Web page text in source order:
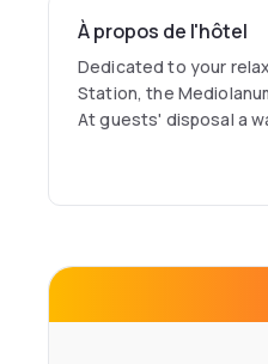
À propos de l'hôtel
Dedicated to your
Station, the
At guests' disposal a